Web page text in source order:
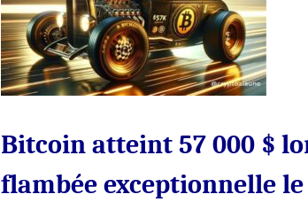
Bitcoin atteint 57 000 $
flambée exceptionnelle